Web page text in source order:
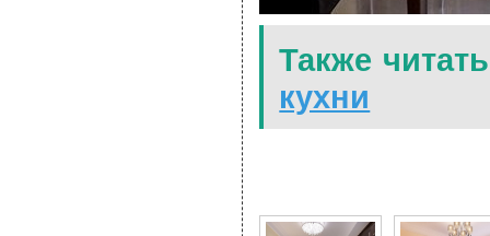
Также читать
кухни